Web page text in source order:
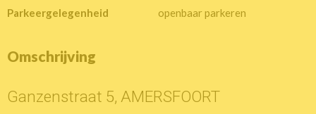
Parkeergelegenheid openbaar parkeren
Omschrijving
Ganzenstraat 5, AMERSFOORT